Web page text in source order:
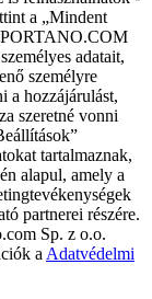
a „Mindent
adatait,
személyre
a hozzájárulást,
szeretné vonni
tartalmaznak,
alapul, amely a
partnerei részére.
Sp. z o.o.
a Adatvédelmi